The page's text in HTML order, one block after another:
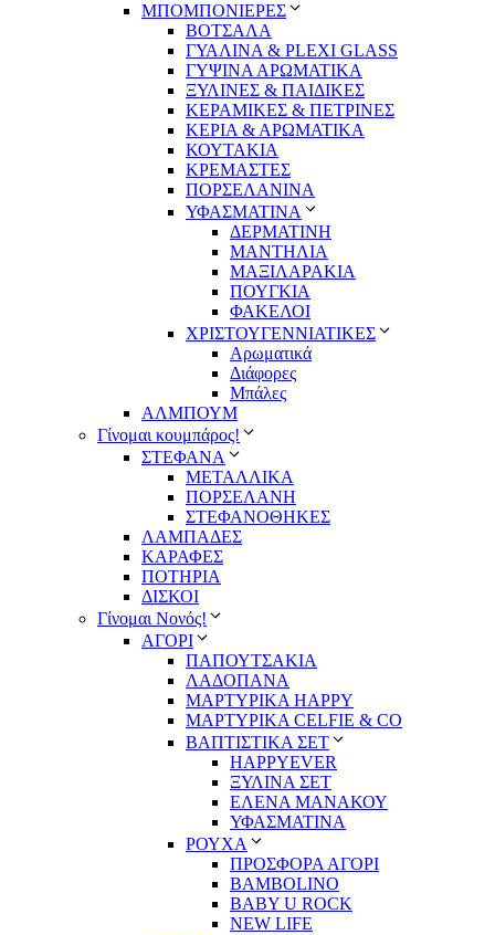
ΜΠΟΜΠΟΝΙΕΡΕΣ
ΒΟΤΣΑΛΑ
ΓΥΑΛΙΝΑ & PLEXI GLASS
ΓΥΨΙΝΑ ΑΡΩΜΑΤΙΚΑ
ΞΥΛΙΝΕΣ & ΠΑΙΔΙΚΕΣ
ΚΕΡΑΜΙΚΕΣ & ΠΕΤΡΙΝΕΣ
ΚΕΡΙΑ & ΑΡΩΜΑΤΙΚΑ
ΚΟΥΤΑΚΙΑ
ΚΡΕΜΑΣΤΕΣ
ΠΟΡΣΕΛΑΝΙΝΑ
ΥΦΑΣΜΑΤΙΝA
ΔΕΡΜΑΤΙΝΗ
ΜΑΝΤΗΛΙΑ
ΜΑΞΙΛΑΡΑΚΙΑ
ΠΟΥΓΚΙΑ
ΦΑΚΕΛΟΙ
ΧΡΙΣΤΟΥΓΕΝΝΙΑΤΙΚΕΣ
Αρωματικά
Διάφορες
Μπάλες
ΑΛΜΠΟΥΜ
Γίνομαι κουμπάρος!
ΣΤΕΦΑΝΑ
ΜΕΤΑΛΛΙΚΑ
ΠΟΡΣΕΛΑΝΗ
ΣΤΕΦΑΝΟΘΗΚΕΣ
ΛΑΜΠΑΔΕΣ
ΚΑΡΑΦΕΣ
ΠΟΤΗΡΙΑ
ΔΙΣΚΟΙ
Γίνομαι Νονός!
ΑΓΟΡΙ
ΠΑΠΟΥΤΣΑΚΙΑ
ΛΑΔΟΠΑΝΑ
ΜΑΡΤΥΡΙΚΑ HAPPY
ΜΑΡΤΥΡΙΚΑ CELFIE & CO
ΒΑΠΤΙΣΤΙΚΑ ΣΕΤ
HAPPYEVER
ΞΥΛΙΝΑ ΣΕΤ
ΕΛΕΝΑ ΜΑΝΑΚΟΥ
ΥΦΑΣΜΑΤΙΝΑ
ΡΟΥΧΑ
ΠΡΟΣΦΟΡΑ ΑΓΟΡΙ
BAMBOLINO
BABY U ROCK
NEW LIFE